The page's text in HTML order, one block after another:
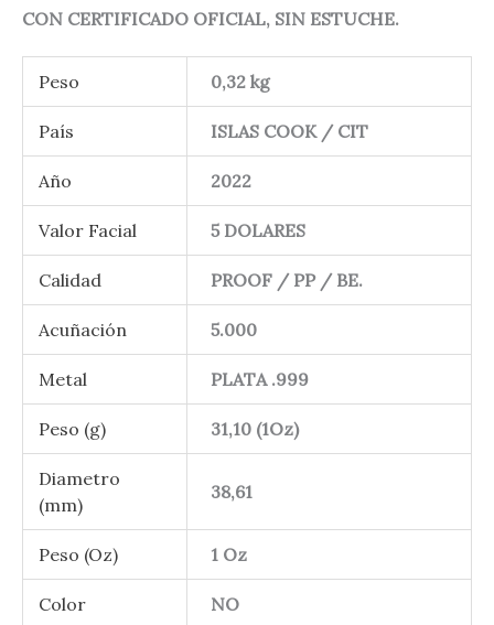
CON CERTIFICADO OFICIAL, SIN ESTUCHE.
Peso 0,32 kg
País ISLAS COOK / CIT
Año 2022
Valor Facial 5 DOLARES
Calidad PROOF / PP / BE.
Acuñación 5.000
Metal PLATA .999
Peso (g) 31,10 (1Oz)
Diametro
(mm)
38,61
Peso (Oz) 1 Oz
Color NO